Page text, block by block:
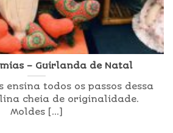
– Guirlanda de Natal
ensina todos os passos dessa
cheia de originalidade.
Moldes [...]